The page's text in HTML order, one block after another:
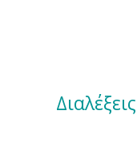
Διαλέξεις